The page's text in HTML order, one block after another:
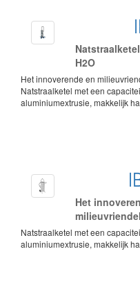
H2O
Het innoverende en
Natstraalketel met een
aluminiumextrusie, makkelijk
Het
Natstraalketel met een
aluminiumextrusie, makkelijk